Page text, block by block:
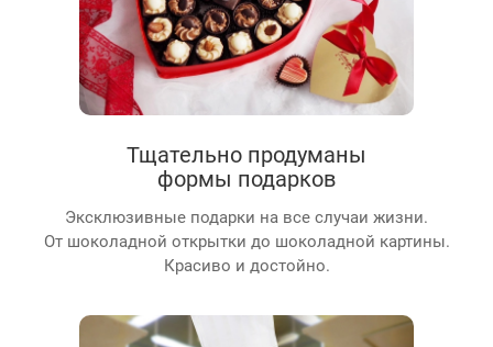
Тщательно продуманы
формы подарков
Эксклюзивные подарки на все случаи жизни.
От шоколадной открытки до шоколадной картины.
Красиво и достойно.